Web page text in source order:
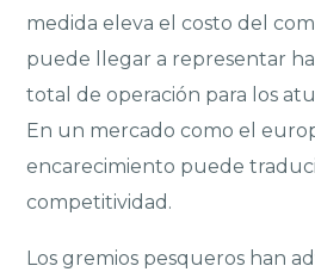
medida eleva el costo del
puede llegar a representar
total de operación para los
En un mercado como el
encarecimiento puede
competitividad.
Los gremios pesqueros han